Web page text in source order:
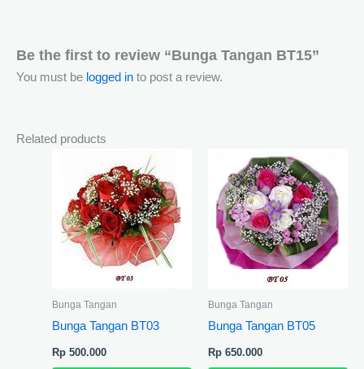
Be the first to review “Bunga Tangan BT15”
You must be logged in to post a review.
Related products
Bunga Tangan
Bunga Tangan BT03
Rp500.000
Bunga Tangan
Bunga Tangan BT05
Rp650.000